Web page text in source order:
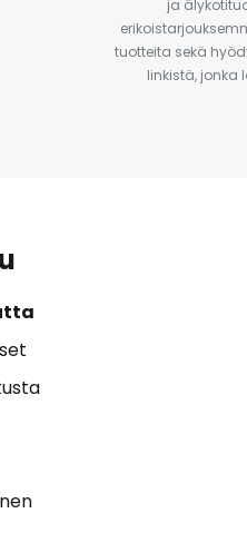
ja
tuotteita sekä
linkistä, jonka